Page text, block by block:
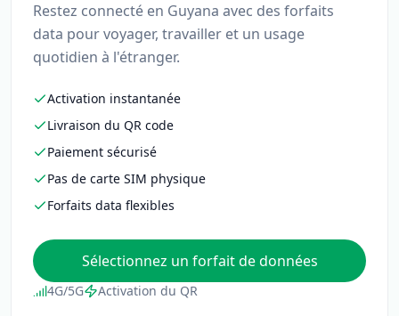
Restez connecté en Guyana avec des forfaits
data pour voyager, travailler et un usage
quotidien à l'étranger.
Activation instantanée
Livraison du QR code
Paiement sécurisé
Pas de carte SIM physique
Forfaits data flexibles
Sélectionnez un forfait de données
4G/5G Activation du QR